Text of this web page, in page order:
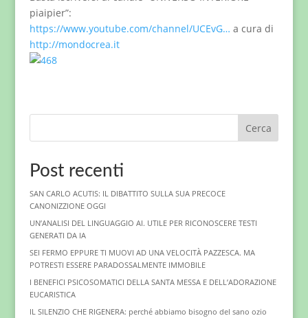
piaipier”:
https://www.youtube.com/channel/UCEvG… a cura di
http://mondocrea.it
Cerca
Post recenti
SAN CARLO ACUTIS: IL DIBATTITO SULLA SUA PRECOCE
CANONIZZIONE OGGI
UN’ANALISI DEL LINGUAGGIO AI. UTILE PER RICONOSCERE TESTI
GENERATI DA IA
SEI FERMO EPPURE TI MUOVI AD UNA VELOCITÀ PAZZESCA. MA
POTRESTI ESSERE PARADOSSALMENTE IMMOBILE
I BENEFICI PSICOSOMATICI DELLA SANTA MESSA E DELL’ADORAZIONE
EUCARISTICA
IL SILENZIO CHE RIGENERA: perché abbiamo bisogno del sano ozio